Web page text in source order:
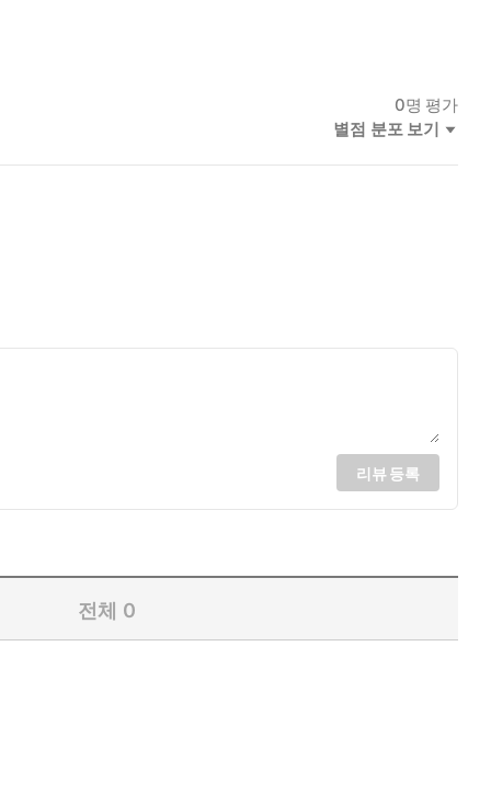
0명 평가
별점 분포 보기
리뷰 등록
전체 0